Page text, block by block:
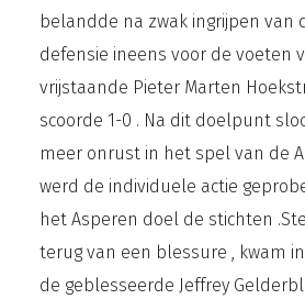
belandde na zwak ingrijpen van
defensie ineens voor de voeten
vrijstaande Pieter Marten
scoorde 1-0 . Na dit doelpunt
meer onrust in het spel van de
werd de individuele actie
het Asperen doel de stichten
terug van een blessure , kwam
de geblesseerde Jeffrey